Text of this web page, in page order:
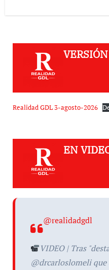
Realidad GDL 3-agosto-2026
EN
@realidadgdl
VIDEO | Tras
@drcarloslomeli